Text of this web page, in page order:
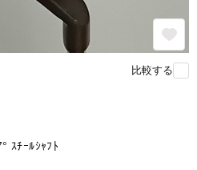
比較する
X-ACT TANK WG 37° ｽﾁｰﾙｼｬﾌﾄ